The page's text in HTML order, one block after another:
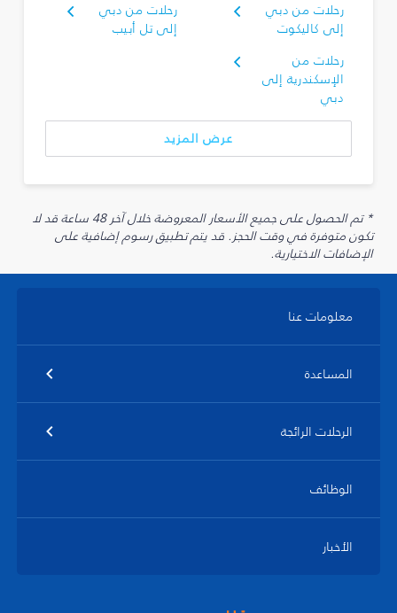
رحلات من دبي
إلى كاليكوت
رحلات من دبي
إلى تل أبيب
رحلات من
الإسكندرية إلى
دبي
عرض المزيد
* تم الحصول على جميع الأسعار المعروضة خلال آخر 48 ساعة قد لا
تكون متوفرة في وقت الحجز. قد يتم تطبيق رسوم إضافية على
الإضافات الاختيارية.
معلومات عنا
المساعدة
الرحلات الرائجة
الوظائف
الأخبار